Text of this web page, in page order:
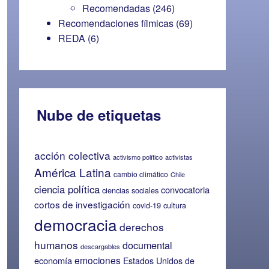
Recomendadas (246)
Recomendaciones fílmicas (69)
REDA (6)
Nube de etiquetas
acción colectiva activismo político activistas
América Latina cambio climático Chile
ciencia política ciencias sociales convocatoria
cortos de investigación covid-19 cultura
democracia derechos
humanos descargables documental
economía emociones Estados Unidos de